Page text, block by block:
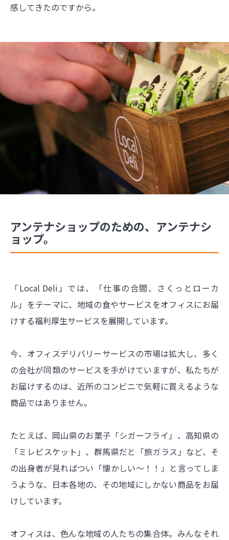
感してきたのですから。
アンテナショップのための、アンテナシ
ョップ。
「Local Deli」では、「仕事の合間、さくっとローカ
ル」をテーマに、地域の食やサービスをオフィスにお届
けする福利厚生サービスを展開しています。
今、オフィスデリバリーサービスの市場は拡大し、多く
の会社が同類のサービスを手がけていますが、私たちが
お届けするのは、近所のコンビニで気軽に買えるような
商品ではありません。
たとえば、岡山県のお菓子「シガーフライ」、高知県の
「ミレビスケット」、群馬県だと「旅ガラス」など、そ
の出身者が見ればつい「懐かしい～！！」と言ってしま
うような、日本各地の、その地域にしかない商品をお届
けしています。
オフィスは、色んな地域の人たちの集合体。みんなそれ